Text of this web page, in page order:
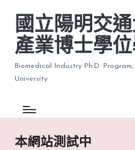
國立陽明交
產業博士學
Biomedical Industry Ph.D.
University
本網站測試中